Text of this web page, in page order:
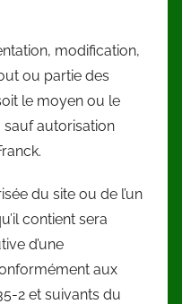
modification,
ou partie des
le moyen ou le
sauf autorisation
du site ou de l’un
contient sera
d’une
aux
2 et suivants du